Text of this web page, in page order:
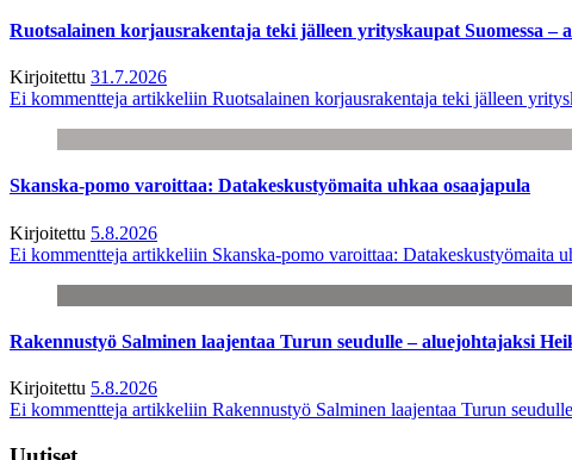
Ruotsalainen korjausrakentaja teki jälleen yrityskaupat Suomessa –
Kirjoitettu 31.7.2026
Ei kommentteja artikkeliin Ruotsalainen korjausrakentaja teki jälleen
Skanska-pomo varoittaa: Datakeskustyömaita uhkaa osaajapula
Kirjoitettu 5.8.2026
Ei kommentteja artikkeliin Skanska-pomo varoittaa: Datakeskustyömaita
Rakennustyö Salminen laajentaa Turun seudulle – aluejohtajaksi
Kirjoitettu 5.8.2026
Ei kommentteja artikkeliin Rakennustyö Salminen laajentaa Turun